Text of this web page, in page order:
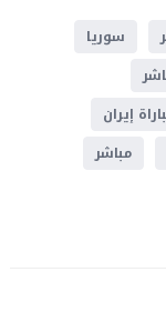
سوريا
إيران
مباشر